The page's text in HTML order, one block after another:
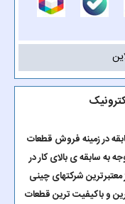
در زمینه فروش قطعات
به سابقه ی بالای کار در
معتبرترین شرکتهای چینی
و باکیفیت ترین قطعات